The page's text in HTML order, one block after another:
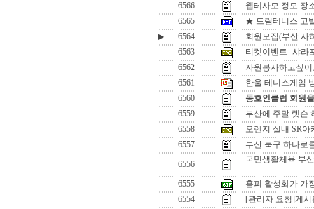
6566
웹테사모 정모 장
6565
★ 드림테니스 고
▶
6564
회원모집(부산 사
6563
티켓이벤트- 샤라
6562
자원봉사하고싶
6561
한울 테니스게임
6560
동호인클럽 회원
6559
부산에 주말 렛슨
6558
오렌지 실내 SR
6557
부산 북구 하나로
6556
국민생활체육 부
6555
홈피 활성화가 가
6554
[관리자 요청]게